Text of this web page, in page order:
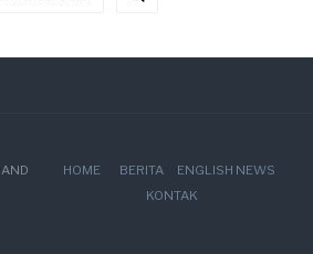
HOME BERITA
ENGLISH NEWS
KONTAK
AND